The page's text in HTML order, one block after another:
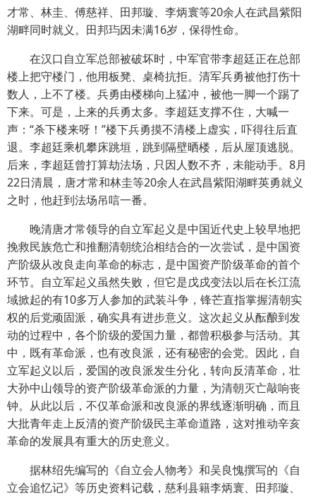
才常、林圭、傅慈祥、田邦璇、李炳寰等20余人在武昌紫阳
湖畔同时就义。田邦玙因未满16岁，保得性命。
在汉口自立军总部被破坏时，中军官带李超廷正在总部
楼上把守楼门，他用板凳、桌椅抗拒。清军兵勇被他打伤十
数人，上不了楼。兵勇由楼梯向上猛冲，被他一脚一个踢了
下来。可是，上来的兵勇太多。李超廷支撑不住，大喊一
声：“杀下楼来呀！”楼下兵勇摸不清楼上虚实，吓得往后直
退。李超廷乘机攀床跳垣，跳到隔壁晒楼，后从屋顶逃脱。
后来，李超廷曾打算劫法场，只因人数不齐，未能动手。8月
22日清晨，唐才常和林圭等20余人在武昌紫阳湖畔英勇就义
之时，他赶到法场吊唁一番。
晚清唐才常领导的自立军起义是中国近代史上较早地把
挽救民族危亡和推翻清朝统治相结合的一次尝试，是中国资
产阶级从改良走向革命的标志，是中国资产阶级革命的首个
环节。自立军起义虽然失败，但它是戊戌变法以后在长江流
域掀起的有10多万人参加的武装斗争，锋芒直指掌握清朝实
权的后党顽固派，确实具有进步意义。这次起义从酝酿到发
动的过程中，各个阶级的爱国力量，都曾积极参与活动。其
中，既有革命派，也有改良派，还有秘密的会党。因此，自
立军起义以后，爱国的改良派发生分化，转向反清革命，壮
大孙中山领导的资产阶级革命派的力量，为清朝灭亡敲响丧
钟。从此以后，不仅革命派和改良派的界线逐渐明确，而且
大批青年走上反清的资产阶级民主革命道路，这对推动辛亥
革命的发展具有重大的历史意义。
据林绍先编写的《自立会人物考》和吴良愧撰写的《自
立会追忆记》等历史资料记载，慈利县籍李炳寰、田邦璇、